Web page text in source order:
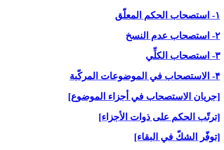
۱- استصحاب الحكم المعلّق
۲- استصحاب عدم النسخ
۳- استصحاب الكلِّي
۴- الاستصحاب في الموضوعات المركّبة
[جريان الاستصحاب في أجزاء الموضوع]
[ترتّب الحكم على ذوات الأجزاء]
[توفّر الشكّ في البقاء]